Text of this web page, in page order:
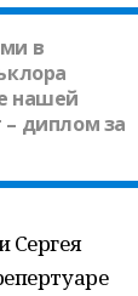
в
нашей
– диплом за
Сергея